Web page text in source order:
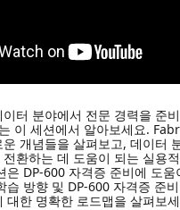
터 분야에서 전문 경력을 준
이 세션에서 알아보세요.
개념들을 살펴보고, 데이터
환하는 데 도움이 되는 실용
은 DP-600 자격증 준비에 도움
습 방향 및 DP-600 자격증 준
대한 명확한 로드맵을 살펴보